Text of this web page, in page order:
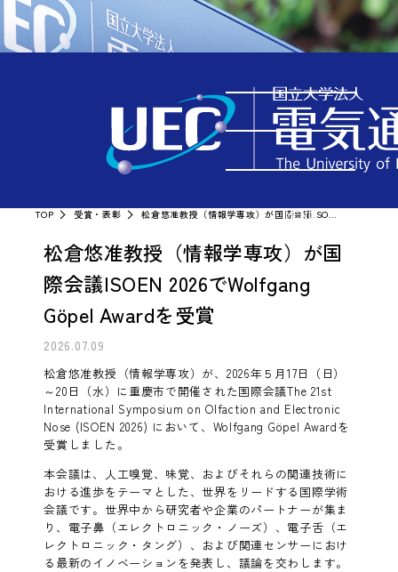
MENU
受賞・表彰
TOP 受賞・表彰
松倉悠准教授（情報学専攻）が国
際会議ISOEN 2026でWolfgang
Göpel Awardを受賞
2026.07.09
松倉悠准教授（情報学専攻）が、2026年５月17日（日）
～20日（水）に重慶市で開催された国際会議The 21st
International Symposium on Olfaction and Electronic
Nose (ISOEN 2026) において、Wolfgang Göpel Awardを
受賞しました。
本会議は、人工嗅覚、味覚、およびそれらの関連技術に
おける進歩をテーマとした、世界をリードする国際学術
会議です。世界中から研究者や企業のパートナーが集ま
り、電子鼻（エレクトロニック・ノーズ）、電子舌（エ
レクトロニック・タング）、および関連センサーにおけ
る最新のイノベーションを発表し、議論を交わします。